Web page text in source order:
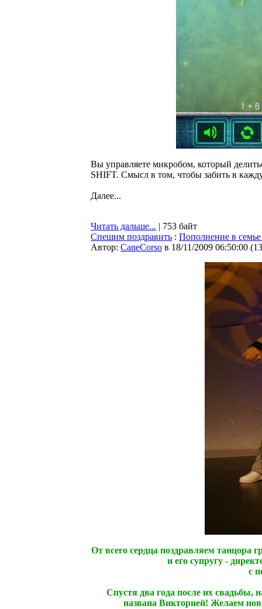
Вы управляете микробом, который
SHIFT. Смысл в том, чтобы забить в
Далее...
Читать дальше... | 753 байт
Спешим поздравить : Пополнение в
Автор: CaneCorso в 18/11/2009 06:50:00 (
От всего сердца поздравляем
и его супругу -
с
Спустя два года после их свадьбы,
названа Викторией! Желаем